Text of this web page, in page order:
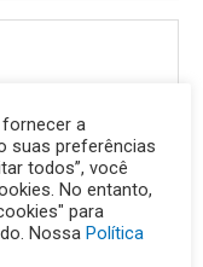
a
suas preferências
todos”, você
No entanto,
para
Nossa Política